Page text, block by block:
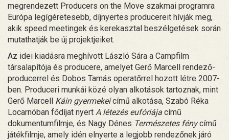
megrendezett Producers on the Move szakmai programra
Európa legígéretesebb, díjnyertes producereit hívják meg,
akik speed meetingek és kerekasztal beszélgetések során
mutathatják be új projektjeiket.
Az idei kiadásra meghívott László Sára a Campfilm
társalapítója és producere, amelyet Gerő Marcell rendező-
producerrel és Dobos Tamás operatőrrel hozott létre 2007-
ben. Produceri munkái közé olyan alkotások tartoznak, mint
Gerő Marcell Káin gyermekeicímű alkotása, Szabó Réka
Locarnóban fődíjat nyert A létezés eufóriája című
dokumentumfilmje, és Nagy Dénes Természetes fénycímű
játékfilmje, amely idén elnyerte a legjobb rendezőnek járó